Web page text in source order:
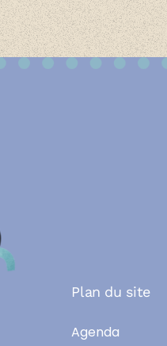
Plan du site
Agenda